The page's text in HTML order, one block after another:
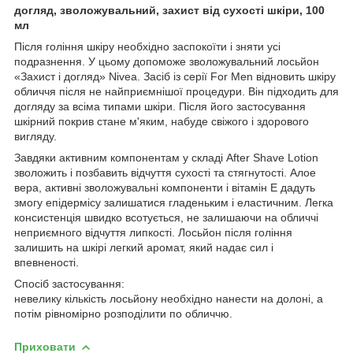
догляд, зволожувальний, захист від сухості шкіри, 100
мл
Після гоління шкіру необхідно заспокоїти і зняти усі
подразнення. У цьому допоможе зволожувальний лосьйон
«Захист і догляд» Nivea. Засіб із серії For Men відновить шкіру
обличчя після не найприємнішої процедури. Він підходить для
догляду за всіма типами шкіри. Після його застосування
шкірний покрив стане м'яким, набуде свіжого і здорового
вигляду.
Завдяки активним компонентам у складі After Shave Lotion
зволожить і позбавить відчуття сухості та стягнутості. Алое
вера, активні зволожувальні компоненти і вітамін Е дадуть
змогу епідермісу залишатися гладеньким і еластичним. Легка
консистенція швидко всотується, не залишаючи на обличчі
неприємного відчуття липкості. Лосьйон після гоління
залишить на шкірі легкий аромат, який надає сил і
впевненості.
Спосіб застосування:
невелику кількість лосьйону необхідно нанести на долоні, а
потім рівномірно розподілити по обличчю.
Приховати